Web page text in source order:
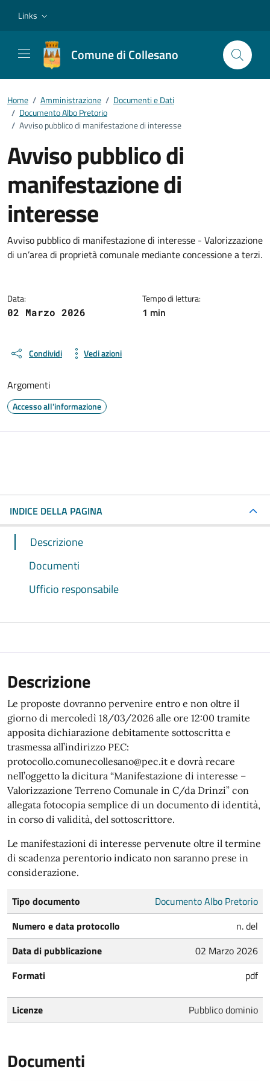
Links
Comune di Collesano
Home / Amministrazione / Documenti e Dati
/ Documento Albo Pretorio
/ Avviso pubblico di manifestazione di interesse
Avviso pubblico di
manifestazione di
interesse
Dettagli del documento
Avviso pubblico di manifestazione di interesse - Valorizzazione
di un’area di proprietà comunale mediante concessione a terzi.
Data:
02 Marzo 2026
Tempo di lettura:
1 min
Condividi Vedi azioni
Argomenti
Accesso all'informazione
INDICE DELLA PAGINA
Descrizione
Documenti
Ufficio responsabile
Descrizione
Le proposte dovranno pervenire entro e non oltre il
giorno di mercoledì 18/03/2026 alle ore 12:00 tramite
apposita dichiarazione debitamente sottoscritta e
trasmessa all’indirizzo PEC:
protocollo.comunecollesano@pec.it e dovrà recare
nell’oggetto la dicitura “Manifestazione di interesse –
Valorizzazione Terreno Comunale in C/da Drinzi” con
allegata fotocopia semplice di un documento di identità,
in corso di validità, del sottoscrittore.
Le manifestazioni di interesse pervenute oltre il termine
di scadenza perentorio indicato non saranno prese in
considerazione.
Tipo documento
Documento Albo Pretorio
Numero e data protocollo
n. del
Data di pubblicazione
02 Marzo 2026
Formati
pdf
Licenze Pubblico dominio
Documenti